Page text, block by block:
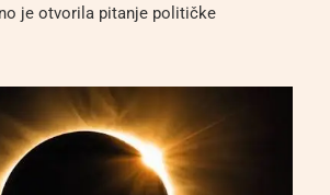
je otvorila pitanje političke